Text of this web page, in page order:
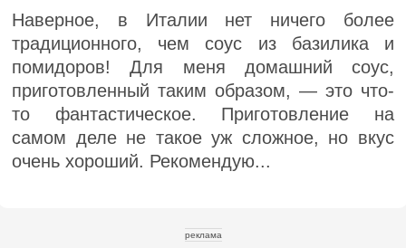
Наверное, в Италии нет ничего более
традиционного, чем соус из базилика и
помидоров! Для меня домашний соус,
приготовленный таким образом, — это что-
то фантастическое. Приготовление на
самом деле не такое уж сложное, но вкус
очень хороший. Рекомендую...
реклама